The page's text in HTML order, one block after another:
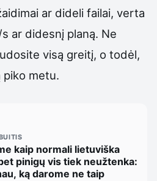
ar dideli failai, verta
ar didesnį planą. Ne
visą greitį, o todėl,
metu.
kaip normali lietuviška
pinigų vis tiek neužtenka:
ką darome ne taip